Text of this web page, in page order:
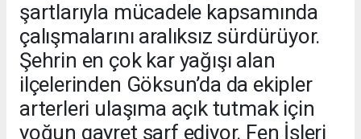
şartlarıyla mücadele kapsamında
çalışmalarını aralıksız sürdürüyor.
Şehrin en çok kar yağışı alan
ilçelerinden Göksun’da da ekipler
arterleri ulaşıma açık tutmak için
yoğun gayret sarf ediyor. Fen İşleri